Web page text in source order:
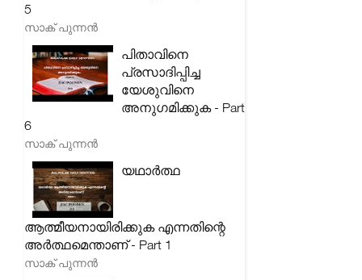
5
സാക് പുന്നൻ
പിതാവിനെ
പ്രസാദിപ്പിച്ച
യേശുവിനെ
അനുഗമിക്കുക - Part
6
സാക് പുന്നൻ
യഥാർത്ഥ
ആത്മീയനായിരിക്കുക എന്നതിന്റെ
അർത്ഥമെന്താണ് - Part 1
സാക് പുന്നൻ